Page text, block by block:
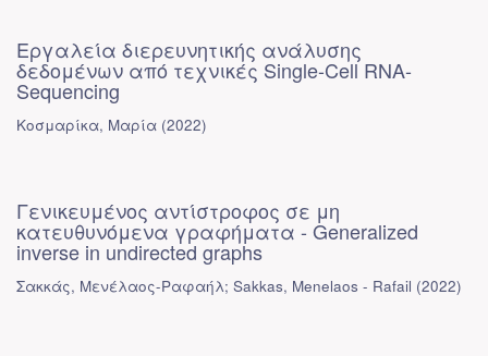
Εργαλεία διερευνητικής ανάλυσης
δεδομένων από τεχνικές Single-Cell RNA-
Sequencing
Κοσμαρίκα, Μαρία (2022)
Γενικευμένος αντίστροφος σε μη
κατευθυνόμενα γραφήματα - Generalized
inverse in undirected graphs
Σακκάς, Μενέλαος-Ραφαήλ; Sakkas, Menelaos - Rafail (2022)